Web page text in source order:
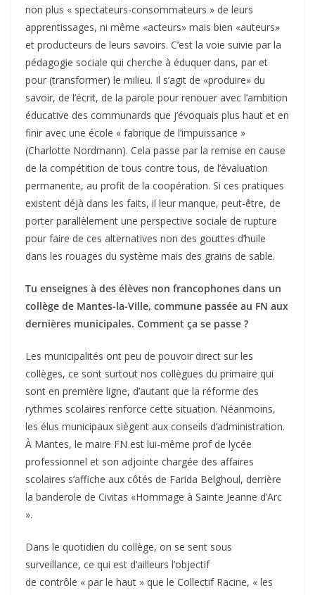
non plus « spectateurs-consommateurs » de leurs
apprentissages, ni même «acteurs» mais bien «auteurs»
et producteurs de leurs savoirs. C’est la voie suivie par la
pédagogie sociale qui cherche à éduquer dans, par et
pour (transformer) le milieu. Il s’agit de «produire» du
savoir, de l’écrit, de la parole pour renouer avec l’ambition
éducative des communards que j’évoquais plus haut et en
finir avec une école « fabrique de l’impuissance »
(Charlotte Nordmann). Cela passe par la remise en cause
de la compétition de tous contre tous, de l’évaluation
permanente, au profit de la coopération. Si ces pratiques
existent déjà dans les faits, il leur manque, peut-être, de
porter parallèlement une perspective sociale de rupture
pour faire de ces alternatives non des gouttes d’huile
dans les rouages du système mais des grains de sable.
Tu enseignes à des élèves non francophones dans un
collège de Mantes-la-Ville, commune passée au FN aux
dernières municipales. Comment ça se passe ?
Les municipalités ont peu de pouvoir direct sur les
collèges, ce sont surtout nos collègues du primaire qui
sont en première ligne, d’autant que la réforme des
rythmes scolaires renforce cette situation. Néanmoins,
les élus municipaux siègent aux conseils d’administration.
À Mantes, le maire FN est lui-même prof de lycée
professionnel et son adjointe chargée des affaires
scolaires s’affiche aux côtés de Farida Belghoul, derrière
la banderole de Civitas «Hommage à Sainte Jeanne d’Arc
».
Dans le quotidien du collège, on se sent sous
surveillance, ce qui est d’ailleurs l’objectif
de contrôle « par le haut » que le Collectif Racine, « les